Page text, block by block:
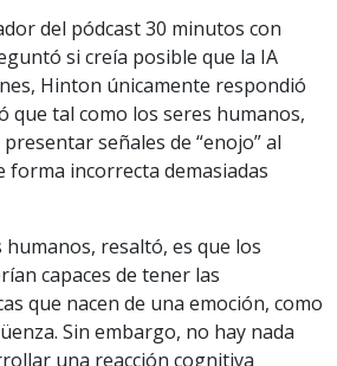
del pódcast 30 minutos con
si creía posible que la IA
Hinton únicamente respondió
que tal como los seres humanos,
señales de “enojo” al
forma incorrecta demasiadas
resaltó, es que los
capaces de tener las
que nacen de una emoción, como
Sin embargo, no hay nada
una reacción cognitiva